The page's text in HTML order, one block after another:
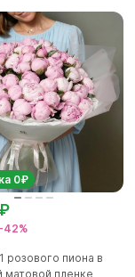
0₽
-42%
розового пиона в
матовой пленке